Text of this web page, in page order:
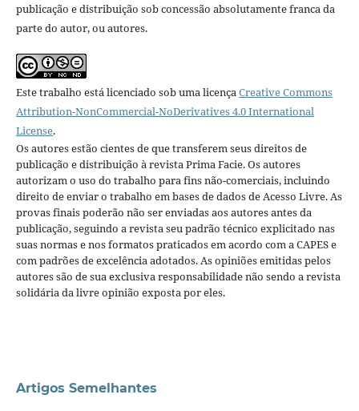
publicação e distribuição sob concessão absolutamente franca da
parte do autor, ou autores.
Este trabalho está licenciado sob uma licençaCreative Commons
Attribution-NonCommercial-NoDerivatives 4.0 International
License.
Os autores estão cientes de que transferem seus direitos de
publicação e distribuição à revista Prima Facie. Os autores
autorizam o uso do trabalho para fins não-comerciais, incluindo
direito de enviar o trabalho em bases de dados de Acesso Livre. As
provas finais poderão não ser enviadas aos autores antes da
publicação, seguindo a revista seu padrão técnico explicitado nas
suas normas e nos formatos praticados em acordo com a CAPES e
com padrões de excelência adotados. As opiniões emitidas pelos
autores são de sua exclusiva responsabilidade não sendo a revista
solidária da livre opinião exposta por eles.
Artigos Semelhantes